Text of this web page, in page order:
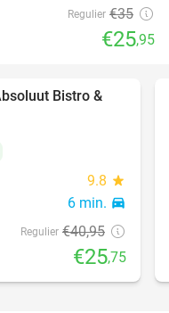
Regulier €35
€25,95
37%
Bistro &
9.8 star
6 min. directions_car
Regulier €40,95
€25,75